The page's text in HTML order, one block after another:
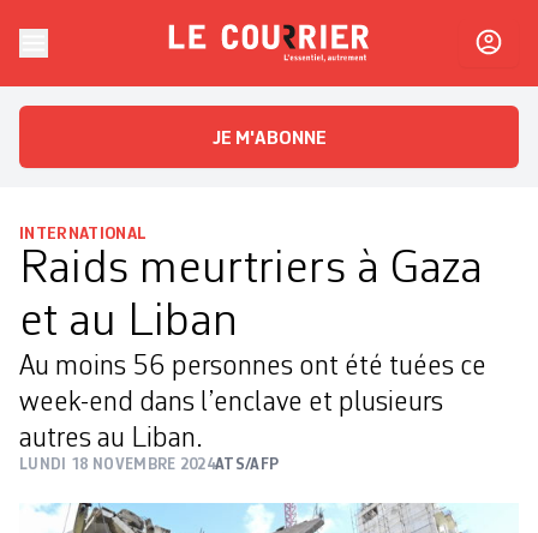
Le CourrierL'essentiel, autrement
JE M'ABONNE
INTERNATIONAL
Raids meurtriers à Gaza
et au Liban
Au moins 56 personnes ont été tuées ce
week-end dans l’enclave et plusieurs
autres au Liban.
LUNDI 18 NOVEMBRE 2024ATS/AFP